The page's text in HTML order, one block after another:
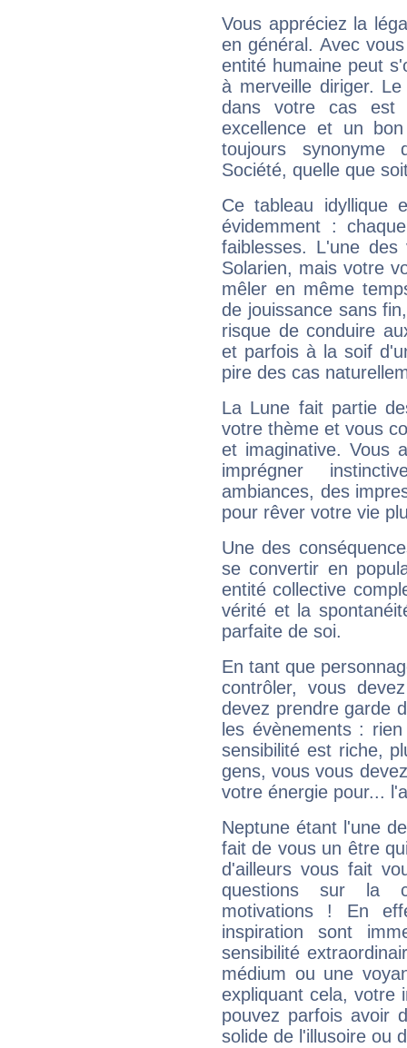
Vous appréciez la
en général. Avec
entité humaine peut
à merveille diriger.
dans votre cas est
excellence et un
toujours synonyme
Société, quelle que
Ce tableau idyllique
évidemment :
faiblesses. L'une
Solarien, mais votre
mêler en même
de jouissance sans
risque de conduire
et parfois à la soif
pire des cas
La Lune fait partie
votre thème et vous
et imaginative. Vous
imprégner
ambiances, des
pour rêver votre vie
Une des
se convertir en
entité collective
vérité et la
parfaite de soi.
En tant que
contrôler, vous
devez prendre garde
les évènements :
sensibilité est riche,
gens, vous vous
votre énergie pour...
Neptune étant l'une
fait de vous un être
d'ailleurs vous fait
questions sur la
motivations ! En
inspiration sont
sensibilité
médium ou une
expliquant cela, votre
pouvez parfois avoir
solide de l'illusoire ou